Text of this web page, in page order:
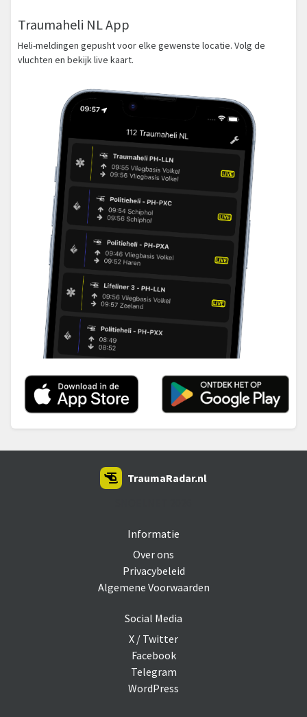
Traumaheli NL App
Heli-meldingen gepusht voor elke gewenste locatie. Volg de
vluchten en bekijk live kaart.
Informatie
Over ons
Privacybeleid
Algemene Voorwaarden
Social Media
X / Twitter
Facebook
Telegram
WordPress
TraumaRadar.nl